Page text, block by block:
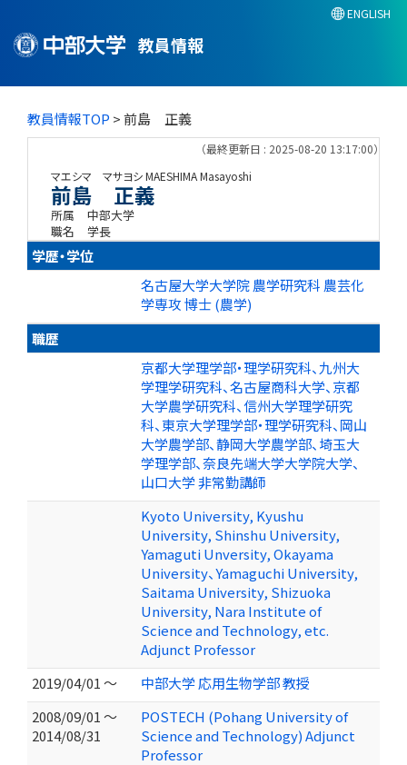
教員情報
ENGLISH
教員情報TOP > 前島 正義
（最終更新日 : 2025-08-20 13:17:00）
マエシマ マサヨシMAESHIMA Masayoshi
前島 正義
所属
中部大学
職名
学長
学歴・学位
名古屋大学大学院 農学研究科 農芸化
学専攻 博士 (農学)
職歴
京都大学理学部・理学研究科、九州大
学理学研究科、名古屋商科大学、京都
大学農学研究科、信州大学理学研究
科、東京大学理学部・理学研究科、岡山
大学農学部、静岡大学農学部、埼玉大
学理学部、奈良先端大学大学院大学、
山口大学 非常勤講師
Kyoto University, Kyushu
University, Shinshu University,
Yamaguti Unversity, Okayama
University、Yamaguchi University,
Saitama University, Shizuoka
University, Nara Institute of
Science and Technology, etc.
Adjunct Professor
2019/04/01 ～
中部大学 応用生物学部 教授
2008/09/01 ～
2014/08/31
POSTECH (Pohang University of
Science and Technology) Adjunct
Professor